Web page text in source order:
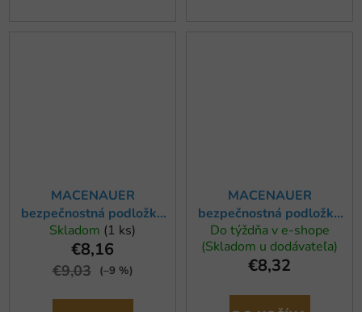
MACENAUER
bezpečnostná podložka
pre akvárium a terárium
120x40x06 cm
Skladom (1 ks)
€8,16
€9,03 (–9 %)
MACENAUER
bezpečnostná podložka
pre akvárium a terárium
80x40x06 cm
Do týždňa v e-shope
(Skladom u dodávateľa)
€8,32